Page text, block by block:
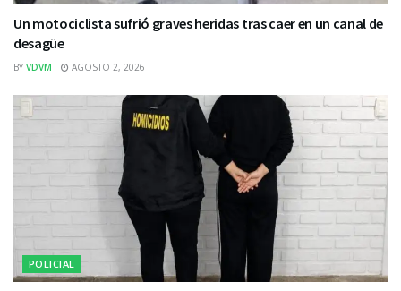
Un motociclista sufrió graves heridas tras caer en un canal de
desagüe
BY VDVM AGOSTO 2, 2026
POLICIAL